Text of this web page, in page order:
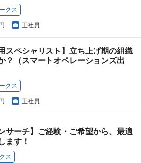
クス
正社員
スペシャリスト】立ち上げ期の組織
？（スマートオペレーションズ出
クス
正社員
サーチ】ご経験・ご希望から、最適
ます！
ス